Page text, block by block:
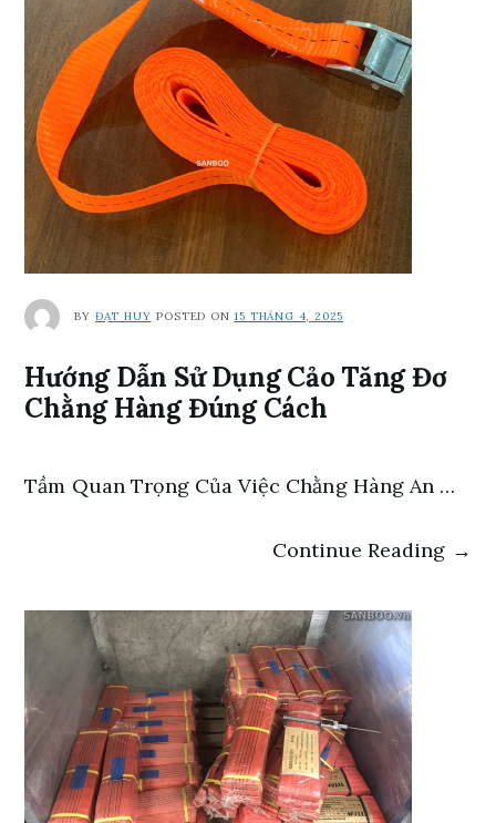
BY ĐẠT HUY POSTED ON15 THÁNG 4, 2025
Hướng Dẫn Sử Dụng Cảo Tăng Đơ
Chằng Hàng Đúng Cách
Tầm Quan Trọng Của Việc Chằng Hàng An …
Continue Reading →